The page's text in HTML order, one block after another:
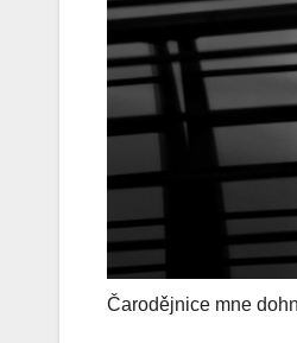
Čarodějnice mne